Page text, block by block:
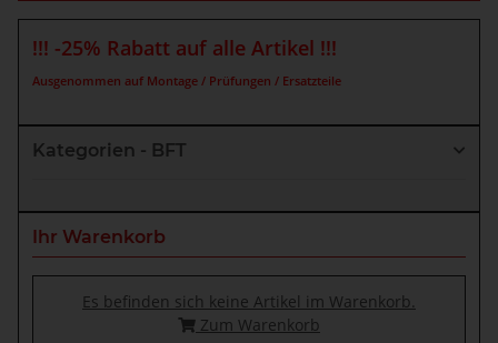
!!! -25% Rabatt auf alle Artikel !!!
Ausgenommen auf Montage / Prüfungen / Ersatzteile
Kategorien - BFT
Ihr Warenkorb
Es befinden sich keine Artikel im Warenkorb.
Zum Warenkorb